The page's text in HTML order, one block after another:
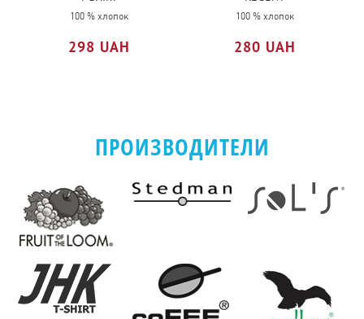
MAN
100 % хлопок
298 UAH
100 % хлопок
280 UAH
ПРОИЗВОДИТЕЛИ